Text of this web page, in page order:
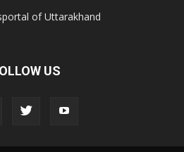
of Uttarakhand
US